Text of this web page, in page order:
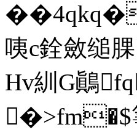
咦c銓斂缒
Hv紃G鷆
�>fm�$